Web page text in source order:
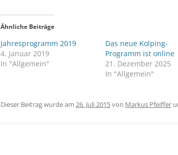
Ähnliche Beiträge
Jahresprogramm 2019
4. Januar 2019
In "Allgemein"
Das neue Kolping-
Programm ist online
21. Dezember 2025
In "Allgemein"
Dieser Beitrag wurde am 26. Juli 2015von Markus Pfeiffer